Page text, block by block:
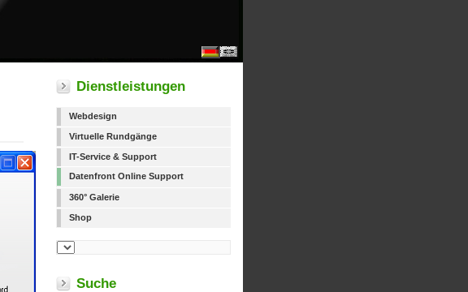
Dienstleistungen
Webdesign
Virtuelle Rundgänge
IT-Service & Support
Datenfront Online Support
360° Galerie
Shop
Suche